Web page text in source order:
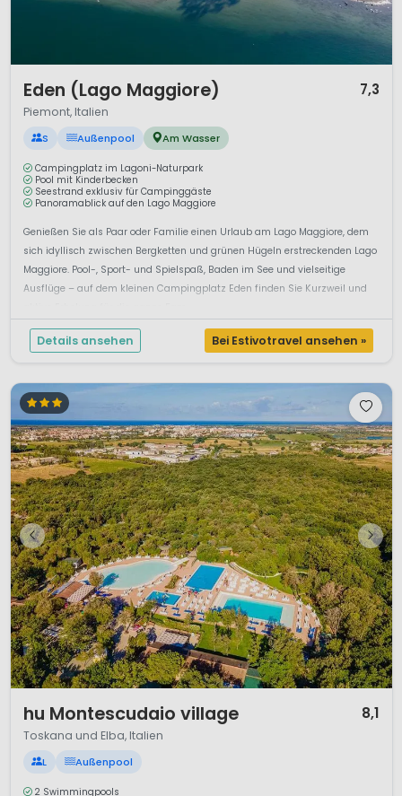
Eden (Lago Maggiore) 7,3
Piemont, Italien
S Außenpool Am Wasser
Campingplatz im Lagoni-Naturpark
Pool mit Kinderbecken
Seestrand exklusiv für Campinggäste
Panoramablick auf den Lago Maggiore
Genießen Sie als Paar oder Familie einen Urlaub am Lago Maggiore, dem
sich idyllisch zwischen Bergketten und grünen Hügeln erstreckenden Lago
Maggiore. Pool-, Sport- und Spielspaß, Baden im See und vielseitige
Ausflüge – auf dem kleinen Campingplatz Eden finden Sie Kurzweil und
Details ansehen Bei Estivotravel ansehen »
hu Montescudaio village 8,1
Toskana und Elba, Italien
L Außenpool
2 Swimmingpools